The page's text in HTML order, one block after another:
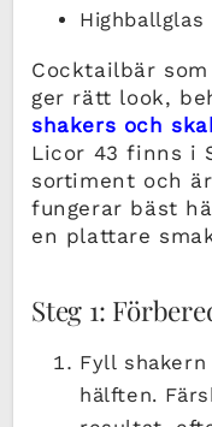
Highballglas
Cocktailbär
ger rätt look,
shakers och
Licor 43 finns i
sortiment och
fungerar bäst
en plattare
Steg 1:
Fyll
hälften.